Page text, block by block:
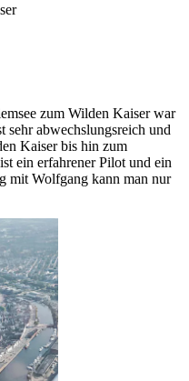
zum Wilden Kaiser war
sehr abwechslungsreich und
Kaiser bis hin zum
ein erfahrener Pilot und ein
mit Wolfgang kann man nur